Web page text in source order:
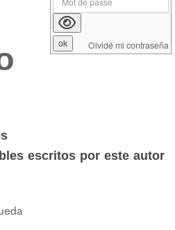
escritos por este autor
Olvidé mi contraseña